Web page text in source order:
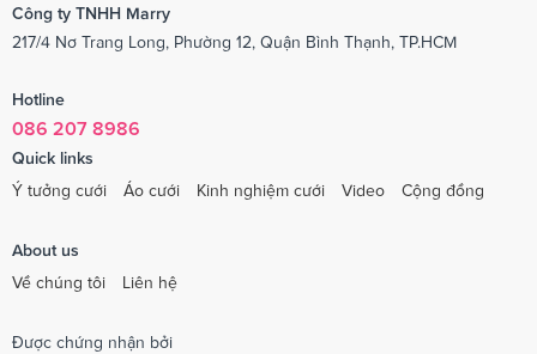
Công ty TNHH Marry
217/4 Nơ Trang Long, Phường 12, Quận Bình Thạnh, TP.HCM
Hotline
086 207 8986
Quick links
Ý tưởng cưới
Áo cưới Kinh nghiệm cưới Video Cộng đồng
About us
Về chúng tôi
Liên hệ
Được chứng nhận bởi